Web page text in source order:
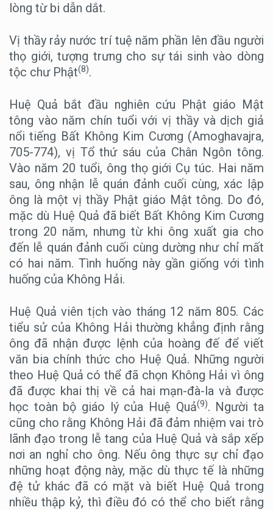
lòng từ bi dẫn dắt.
Vị thầy rảy nước trí tuệ năm phần lên đầu người
thọ giới, tượng trưng cho sự tái sinh vào dòng
tộc chư Phật(8).
Huệ Quả bắt đầu nghiên cứu Phật giáo Mật
tông vào năm chín tuổi với vị thầy và dịch giả
nổi tiếng Bất Không Kim Cương (Amoghavajra,
705-774), vị Tổ thứ sáu của Chân Ngôn tông.
Vào năm 20 tuổi, ông thọ giới Cụ túc. Hai năm
sau, ông nhận lễ quán đảnh cuối cùng, xác lập
ông là một vị thầy Phật giáo Mật tông. Do đó,
mặc dù Huệ Quả đã biết Bất Không Kim Cương
trong 20 năm, nhưng từ khi ông xuất gia cho
đến lễ quán đảnh cuối cùng dường như chỉ mất
có hai năm. Tình huống này gần giống với tình
huống của Không Hải.
Huệ Quả viên tịch vào tháng 12 năm 805. Các
tiểu sử của Không Hải thường khẳng định rằng
ông đã nhận được lệnh của hoàng đế để viết
văn bia chính thức cho Huệ Quả. Những người
theo Huệ Quả có thể đã chọn Không Hải vì ông
đã được khai thị về cả hai mạn-đà-la và được
học toàn bộ giáo lý của Huệ Quả(9). Người ta
cũng cho rằng Không Hải đã đảm nhiệm vai trò
lãnh đạo trong lễ tang của Huệ Quả và sắp xếp
nơi an nghỉ cho ông. Nếu ông thực sự chỉ đạo
những hoạt động này, mặc dù thực tế là những
đệ tử khác đã có mặt và biết Huệ Quả trong
nhiều thập kỷ, thì điều đó có thể cho biết rằng